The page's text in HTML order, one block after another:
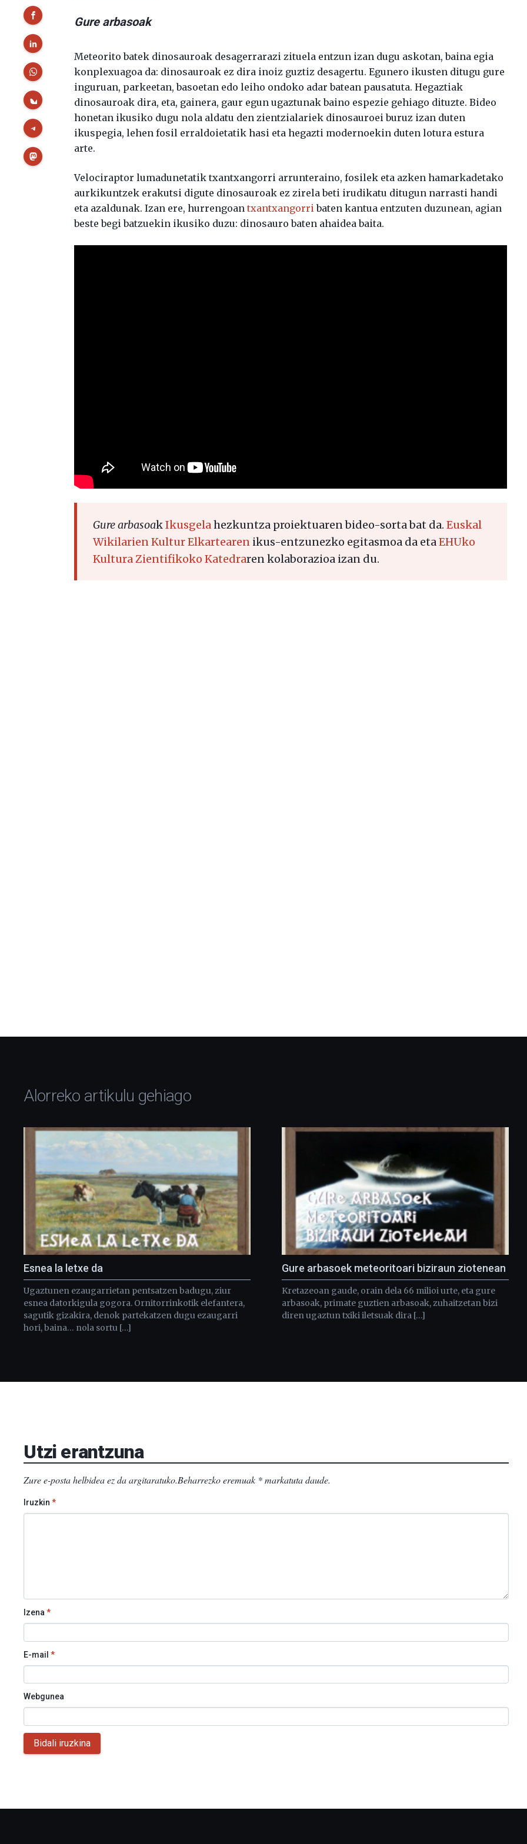
Gure arbasoak
Meteorito batek dinosauroak desagerrarazi zituela entzun izan dugu askotan, baina egia
konplexuagoa da: dinosauroak ez dira inoiz guztiz desagertu. Egunero ikusten ditugu gure
inguruan, parkeetan, basoetan edo leiho ondoko adar batean pausatuta. Hegaztiak
dinosauroak dira, eta, gainera, gaur egun ugaztunak baino espezie gehiago dituzte. Bideo
honetan ikusiko dugu nola aldatu den zientzialariek dinosauroei buruz izan duten
ikuspegia, lehen fosil erraldoietatik hasi eta hegazti modernoekin duten lotura estura
arte.
Velociraptor lumadunetatik txantxangorri arrunteraino, fosilek eta azken hamarkadetako
aurkikuntzek erakutsi digute dinosauroak ez zirela beti irudikatu ditugun narrasti handi
eta azaldunak. Izan ere, hurrengoantxantxangorribaten kantua entzuten duzunean, agian
beste begi batzuekin ikusiko duzu: dinosauro baten ahaidea baita.
Gure arbasoakIkusgela hezkuntza proiektuaren bideo-sorta bat da.Euskal
Wikilarien Kultur Elkartearen ikus-entzunezko egitasmoa da etaEHUko
Kultura Zientifikoko Katedraren kolaborazioa izan du.
Alorreko artikulu gehiago
Esnea la letxe da
Ugaztunen ezaugarrietan pentsatzen badugu, ziur
esnea datorkigula gogora. Ornitorrinkotik elefantera,
sagutik gizakira, denok partekatzen dugu ezaugarri
hori, baina… nola sortu […]
Gure arbasoek meteoritoari biziraun ziotenean
Kretazeoan gaude, orain dela 66 milioi urte, eta gure
arbasoak, primate guztien arbasoak, zuhaitzetan bizi
diren ugaztun txiki iletsuak dira […]
Utzi erantzuna
Zure e-posta helbidea ez da argitaratuko.Beharrezko eremuak *markatuta daude.
Iruzkin*
Izena*
E-mail*
Webgunea
Bidali iruzkina